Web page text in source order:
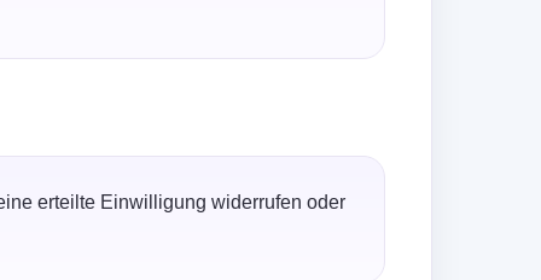
erteilte Einwilligung widerrufen oder